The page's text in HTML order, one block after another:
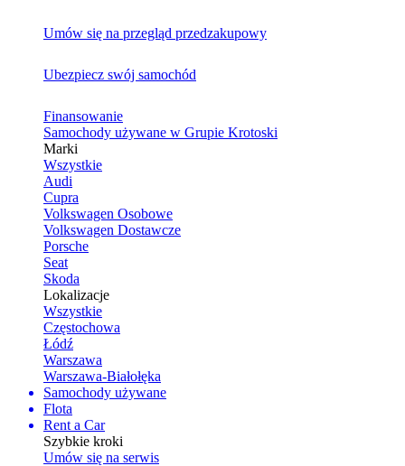
Umów się na przegląd przedzakupowy
Ubezpiecz swój samochód
Finansowanie
Samochody używane w Grupie Krotoski
Marki
Wszystkie
Audi
Cupra
Volkswagen Osobowe
Volkswagen Dostawcze
Porsche
Seat
Skoda
Lokalizacje
Wszystkie
Częstochowa
Łódź
Warszawa
Warszawa-Białołęka
Samochody używane
Flota
Rent a Car
Szybkie kroki
Umów się na serwis